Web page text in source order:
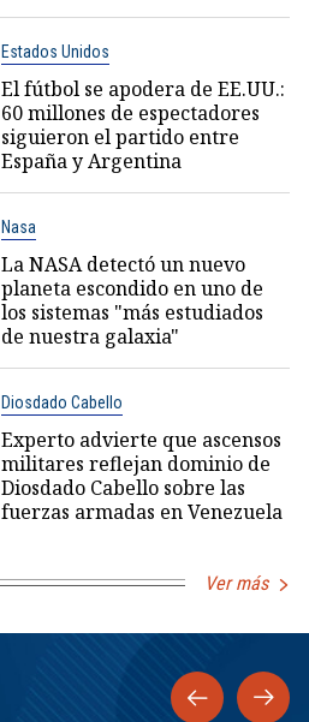
Estados Unidos
El fútbol se apodera de EE.UU.:
60 millones de espectadores
siguieron el partido entre
España y Argentina
Nasa
La NASA detectó un nuevo
planeta escondido en uno de
los sistemas "más estudiados
de nuestra galaxia"
Diosdado Cabello
Experto advierte que ascensos
militares reflejan dominio de
Diosdado Cabello sobre las
fuerzas armadas en Venezuela
Ver más